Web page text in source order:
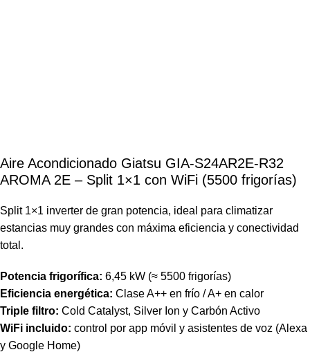
Aire Acondicionado Giatsu GIA-S24AR2E-R32
AROMA 2E – Split 1×1 con WiFi (5500 frigorías)
Split 1×1 inverter de gran potencia, ideal para climatizar
estancias muy grandes con máxima eficiencia y conectividad
total.
Potencia frigorífica: 6,45 kW (≈ 5500 frigorías)
Eficiencia energética: Clase A++ en frío / A+ en calor
Triple filtro: Cold Catalyst, Silver Ion y Carbón Activo
WiFi incluido: control por app móvil y asistentes de voz (Alexa
y Google Home)